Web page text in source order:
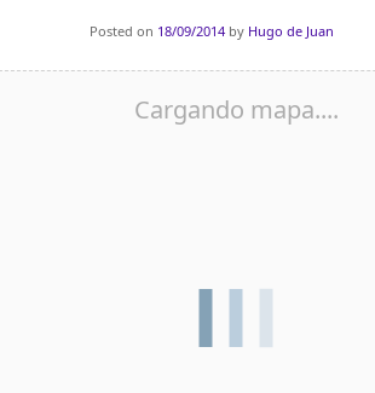
Posted on 18/09/2014 by Hugo de Juan
Cargando mapa....